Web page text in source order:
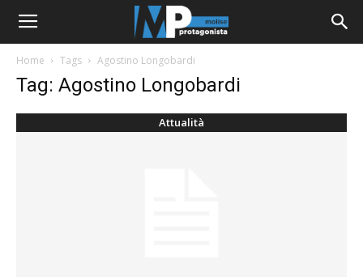
Home Tags Agostino Longobardi
Tag: Agostino Longobardi
Attualità